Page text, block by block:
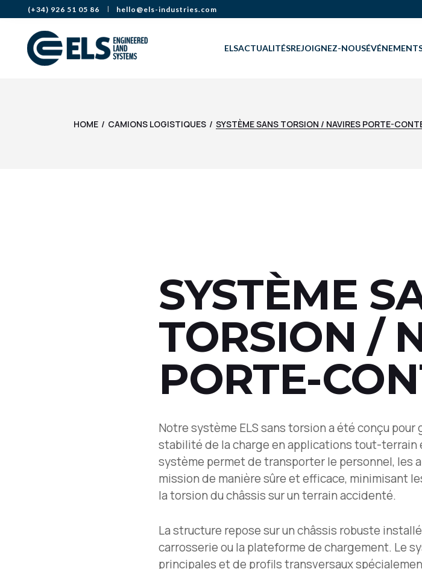
(+34) 926 51 05 86 hello@els-industries.com
ELSACTUALITÉSREJOIGNEZ-NOUS
HOME CAMIONS LOGISTIQUES SYSTÈME SANS TORSION / NAVIRES PORTE-
SYSTÈME
TORSION /
PORTE-
Notre système ELS sans torsion a été conçu
stabilité de la charge en applications tout-
système permet de transporter le personnel, les
mission de manière sûre et efficace, minimisant
la torsion du châssis sur un terrain accidenté.
La structure repose sur un châssis robuste
carrosserie ou la plateforme de chargement. Le
principales et de profils transversaux